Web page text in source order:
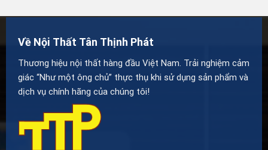
Về Nội Thất Tân Thịnh Phát
Thương hiệu nội thất hàng đầu Việt Nam. Trải nghiệm cảm
giác “Như một ông chủ” thực thụ khi sử dụng sản phẩm và
dịch vụ chính hãng của chúng tôi!